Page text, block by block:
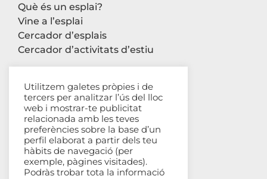
Què és un esplai?
Vine a l’esplai
Cercador d’esplais
Cercador d’activitats d’estiu
Contacte
Carrer Avinyó, 44 2n
08002 Barcelona
93 302 61 03
esplac@esplac.cat
Utilitzem galetes pròpies i de
tercers per analitzar l’ús del lloc
web i mostrar-te publicitat
relacionada amb les teves
preferències sobre la base d’un
perfil elaborat a partir dels teu
hàbits de navegació (per
exemple, pàgines visitades).
Podràs trobar tota la informació